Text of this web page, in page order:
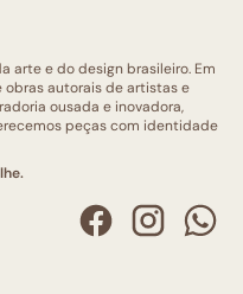
arte e do design brasileiro. Em
obras autorais de artistas e
ousada e inovadora,
peças com identidade